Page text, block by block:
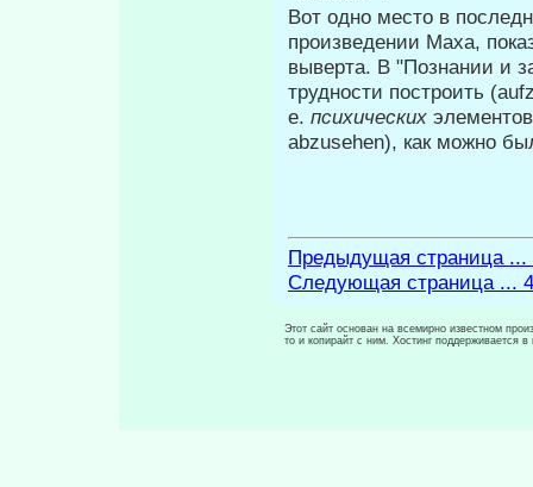
Вот одно место в
произведе­нии Маха,
выверта. В "Познании и
трудности построить
е. психических
abzusehen), как можно
Предыдущая страница ...
Следующая страница ...
Этот сайт основан на всемирно известном
то и копирайт с ним. Хостинг поддерживается